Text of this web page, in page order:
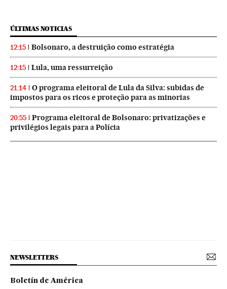
ÚLTIMAS NOTICIAS
12:15 Bolsonaro, a destruição como estratégia
12:15 Lula, uma ressurreição
21:14
O programa eleitoral de Lula da Silva: subidas de
impostos para os ricos e proteção para as minorias
20:55
Programa eleitoral de Bolsonaro: privatizações e
privilégios legais para a Polícia
NEWSLETTERS
Boletín de América